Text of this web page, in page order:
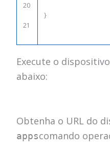
20
21
}
Execute o
abaixo:
Obtenha o URL do
appscomando